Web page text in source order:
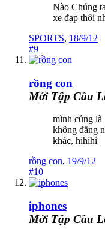
Nào Chúng
xe đạp thôi
SPORTS, 18/9/12
#9
rồng con
Mới Tập Cầu
mình củng là
không đăng
khác, hihihi
rồng con, 19/9/12
#10
iphones
Mới Tập Cầu